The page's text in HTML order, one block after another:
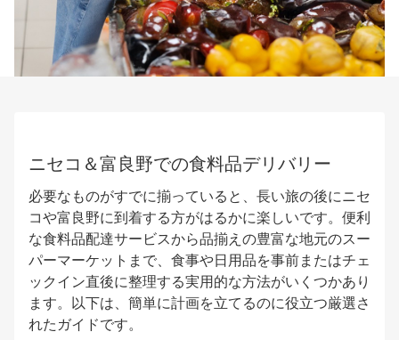
ニセコ＆富良野での食料品デリバリー
必要なものがすでに揃っていると、長い旅の後にニセ
コや富良野に到着する方がはるかに楽しいです。便利
な食料品配達サービスから品揃えの豊富な地元のスー
パーマーケットまで、食事や日用品を事前またはチェ
ックイン直後に整理する実用的な方法がいくつかあり
ます。以下は、簡単に計画を立てるのに役立つ厳選さ
れたガイドです。